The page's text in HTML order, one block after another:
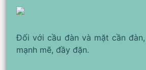
Đối với cầu đàn và mặt cần
mạnh mẽ, đầy đặn.